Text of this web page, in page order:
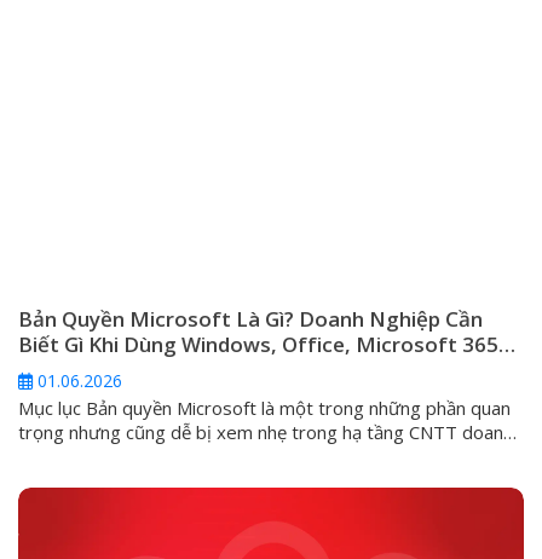
Bản Quyền Microsoft Là Gì? Doanh Nghiệp Cần
Biết Gì Khi Dùng Windows, Office, Microsoft 365
Và Windows Server
01.06.2026
Mục lục Bản quyền Microsoft là một trong những phần quan
trọng nhưng cũng dễ bị xem nhẹ trong hạ tầng CNTT doanh
không, hoặc server có chạy được phần mềm nội bộ...